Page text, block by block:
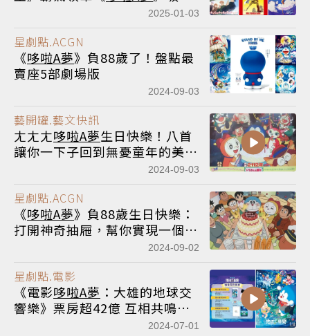
2025-01-03
星劇點.ACGN
《哆啦A夢》負88歲了！盤點最
賣座5部劇場版
2024-09-03
藝開罐.藝文快訊
ㄤㄤㄤ哆啦A夢生日快樂！八首
讓你一下子回到無憂童年的美好
2024-09-03
星劇點.ACGN
《哆啦A夢》負88歲生日快樂：
打開神奇抽屜，幫你實現一個小
2024-09-02
星劇點.電影
《電影哆啦A夢 ：大雄的地球交
響樂》票房超42億 互相共鳴帶
2024-07-01